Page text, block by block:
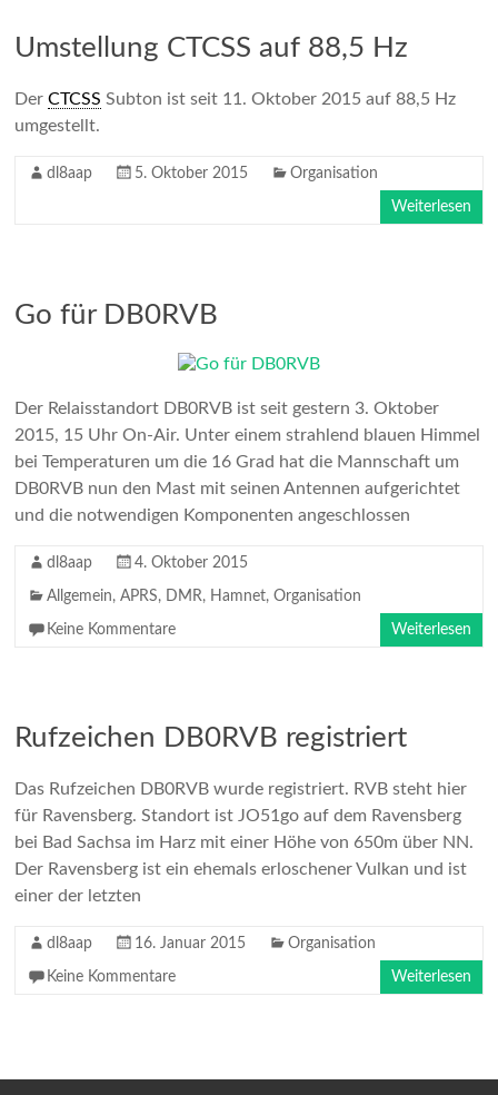
Umstellung CTCSS auf 88,5 Hz
DerCTCSS Subton ist seit 11. Oktober 2015 auf 88,5 Hz
umgestellt.
dl8aap 5. Oktober 2015 Organisation
Weiterlesen
Go für DB0RVB
Der Relaisstandort DB0RVB ist seit gestern 3. Oktober
2015, 15 Uhr On-Air. Unter einem strahlend blauen Himmel
bei Temperaturen um die 16 Grad hat die Mannschaft um
DB0RVB nun den Mast mit seinen Antennen aufgerichtet
und die notwendigen Komponenten angeschlossen
dl8aap 4. Oktober 2015
Allgemein,APRS, DMR, Hamnet,Organisation
Keine Kommentare Weiterlesen
Rufzeichen DB0RVB registriert
Das Rufzeichen DB0RVB wurde registriert. RVB steht hier
für Ravensberg. Standort ist JO51go auf dem Ravensberg
bei Bad Sachsa im Harz mit einer Höhe von 650m über NN.
Der Ravensberg ist ein ehemals erloschener Vulkan und ist
einer der letzten
dl8aap 16. Januar 2015 Organisation
Keine Kommentare Weiterlesen